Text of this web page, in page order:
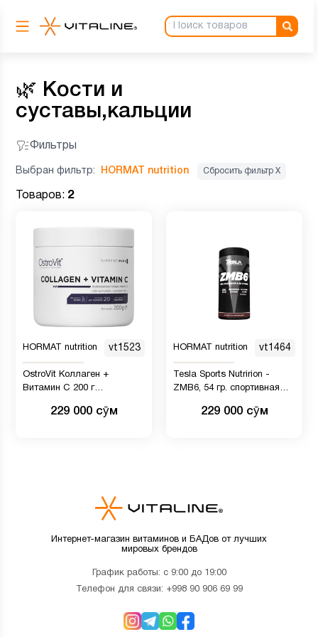
🌿 Кости и
суставы,кальции
Фильтры
Выбран фильтр: HORMAT nutrition Сбросить фильтр Х
Товаров: 2
HORMAT nutrition vt1523
OstroVit Коллаген +
Витамин C 200 г
229 000 сӯм
HORMAT nutrition vt1464
Tesla Sports Nutririon -
ZMB6, 54 гр. спортивная
магний и витамин B6
229 000 сӯм
Интернет-магазин витаминов и БАДов от лучших
мировых брендов
График работы: с 9:00 до 19:00
Телефон для связи: +998 90 906 69 99